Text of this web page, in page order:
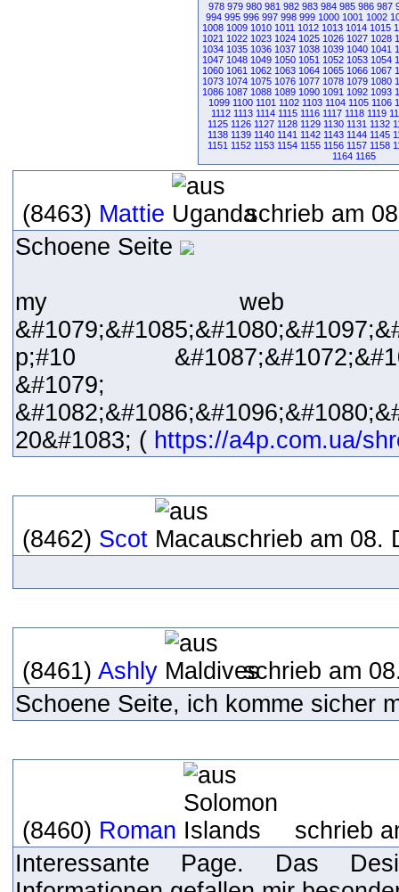
978 979 980 981 982 983 984 985 986 987
994 995 996 997 998 999 1000 1001 1002
1008 1009 1010 1011 1012 1013 1014 1015
1021 1022 1023 1024 1025 1026 1027 1028
1034 1035 1036 1037 1038 1039 1040 1041
1047 1048 1049 1050 1051 1052 1053 1054
1060 1061 1062 1063 1064 1065 1066 1067
1073 1074 1075 1076 1077 1078 1079 1080
1086 1087 1088 1089 1090 1091 1092 1093
1099 1100 1101 1102 1103 1104 1105 1106
1112 1113 1114 1115 1116 1117 1118 1119
1125 1126 1127 1128 1129 1130 1131 1132
1138 1139 1140 1141 1142 1143 1144 1145
1151 1152 1153 1154 1155 1156 1157 1158
1164 1165
(8463) Mattie
schrieb am
Schoene Seite
my
p;#10
&#1079;
20&#1083; ( https://a4p.com.ua/
(8462) Scot schrieb am 08.
(8461) Ashly
schrieb am
Schoene Seite, ich komme sicher
(8460) Roman
schrieb
Interessante Page. Das